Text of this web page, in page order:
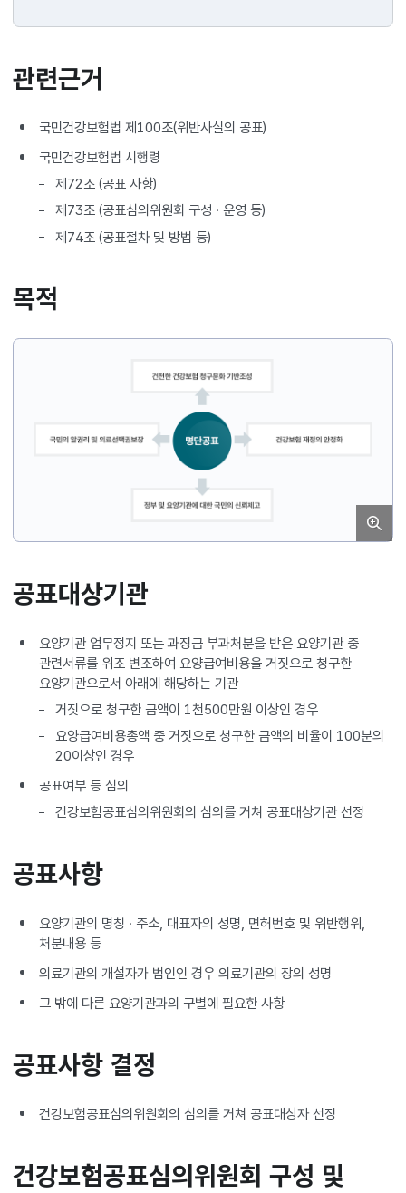
관련근거
국민건강보험법 제100조(위반사실의 공표)
국민건강보험법 시행령
제72조 (공표 사항)
제73조 (공표심의위원회 구성 · 운영 등)
제74조 (공표절차 및 방법 등)
목적
공표대상기관
요양기관 업무정지 또는 과징금 부과처분을 받은 요양기관 중
관련서류를 위조 변조하여 요양급여비용을 거짓으로 청구한
요양기관으로서 아래에 해당하는 기관
거짓으로 청구한 금액이 1천500만원 이상인 경우
요양급여비용총액 중 거짓으로 청구한 금액의 비율이 100분의
20이상인 경우
공표여부 등 심의
건강보험공표심의위원회의 심의를 거쳐 공표대상기관 선정
공표사항
요양기관의 명칭 · 주소, 대표자의 성명, 면허번호 및 위반행위,
처분내용 등
의료기관의 개설자가 법인인 경우 의료기관의 장의 성명
그 밖에 다른 요양기관과의 구별에 필요한 사항
공표사항 결정
건강보험공표심의위원회의 심의를 거쳐 공표대상자 선정
건강보험공표심의위원회 구성 및